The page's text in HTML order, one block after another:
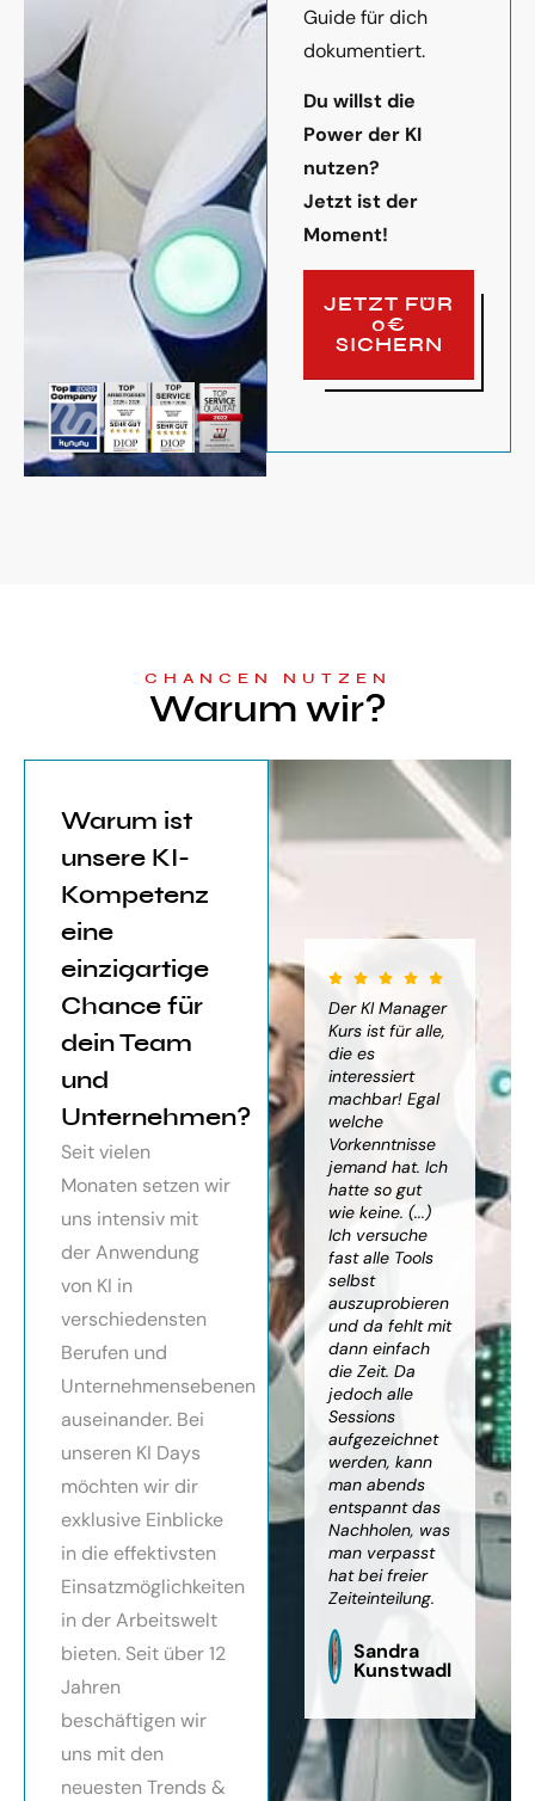
Guide für dich
dokumentiert.
Du willst die
Power der KI
nutzen?
Jetzt ist der
Moment!
JETZT FÜR
0€
SICHERN
CHANCEN NUTZEN
Warum wir?
Warum ist
unsere KI-
Kompetenz
eine
einzigartige
Chance für
dein Team
und
Unternehmen?
Seit vielen
Monaten setzen wir
uns intensiv mit
der Anwendung
von KI in
verschiedensten
Berufen und
Unternehmensebenen
auseinander. Bei
unseren KI Days
möchten wir dir
exklusive Einblicke
in die effektivsten
Einsatzmöglichkeiten
in der Arbeitswelt
bieten. Seit über 12
Jahren
beschäftigen wir
uns mit den
neuesten Trends &
von
sehr
die
von KI
von
Elisabeth
Der KI Manager
mich sehr
toller Überblick
über alles, was
mit kleinem
Ausblick.
Auf alle Fragen
teilweise
wurden für
Probleme noch
Anleitungen
bereitgestellt.
Monika
Vietz
Der KI Manager
Kurs ist für alle,
die es
interessiert
machbar! Egal
welche
Vorkenntnisse
jemand hat. Ich
hatte so gut
wie keine. (...)
Ich versuche
fast alle Tools
selbst
auszuprobieren
und da fehlt mit
dann einfach
die Zeit. Da
jedoch alle
Sessions
aufgezeichnet
werden, kann
man abends
entspannt das
Nachholen, was
man verpasst
hat bei freier
Zeiteinteilung.
Sandra
Kunstwadl
zu